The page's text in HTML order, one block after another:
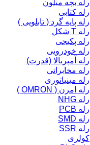
رله بچه میلون
رله کتابی
رله پایه گرد ( تابلویی )
رله T شکل
رله پکیجی
رله خودرویی
رله آمپربالا (قدرت)
رله مخابراتی
رله مینیاتوری
رله امرن ( OMRON )
رله NHG
رله PCB
رله SMD
رله SSR
کولری